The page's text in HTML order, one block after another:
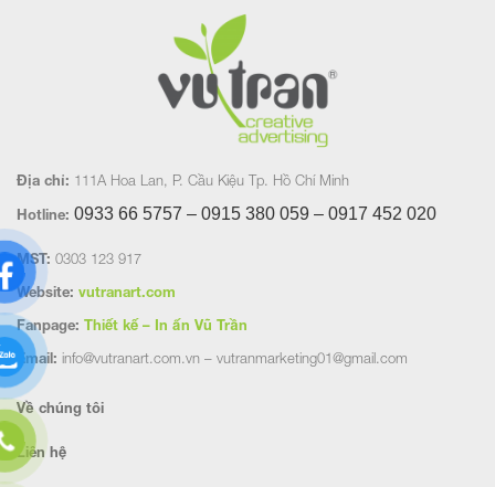
Địa chỉ: 111A Hoa Lan, P. Cầu Kiệu Tp. Hồ Chí Minh
Hotline: 0933 66 5757 – 0915 380 059 – 0917 452 020
MST: 0303 123 917
Website: vutranart.com
Fanpage: Thiết kế – In ấn Vũ Trần
Email: info@vutranart.com.vn – vutranmarketing01@gmail.com
Về chúng tôi
Liên hệ